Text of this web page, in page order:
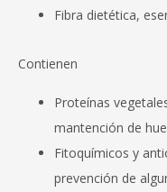
Fibra dietética,
Contienen
Proteínas
mantención de
Fitoquímicos y
prevención de